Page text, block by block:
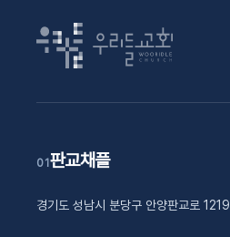
01 판교채플
경기도 성남시 분당구 안양판교로 1219